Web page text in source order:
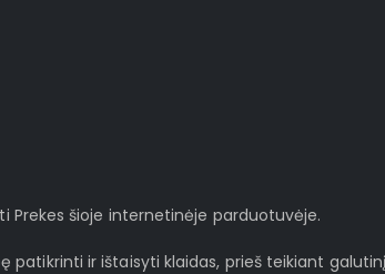
Prekes šioje internetinėje parduotuvėje.
patikrinti ir ištaisyti klaidas, prieš teikiant